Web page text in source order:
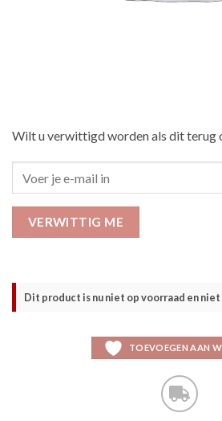
Wilt u verwittigd worden als dit terug
VERWITTIG ME
Dit product is nu niet op voorraad en
TOEVOEGEN AAN